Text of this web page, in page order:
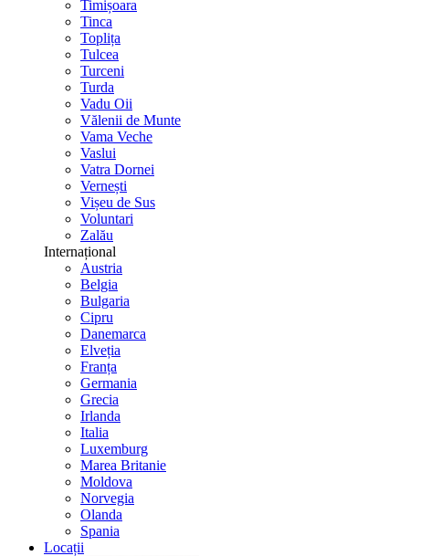
Timișoara
Tinca
Toplița
Tulcea
Turceni
Turda
Vadu Oii
Vălenii de Munte
Vama Veche
Vaslui
Vatra Dornei
Vernești
Vișeu de Sus
Voluntari
Zalău
Internațional
Austria
Belgia
Bulgaria
Cipru
Danemarca
Elveția
Franța
Germania
Grecia
Irlanda
Italia
Luxemburg
Marea Britanie
Moldova
Norvegia
Olanda
Spania
Locații